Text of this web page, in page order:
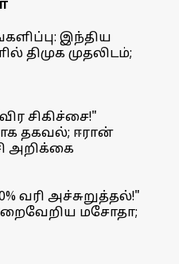
இந்திய
திமுக முதலிடம்;
சிகிச்சை!"
தகவல்; ஈரான்
அறிக்கை
வரி அச்சுறுத்தல்!"
மசோதா;